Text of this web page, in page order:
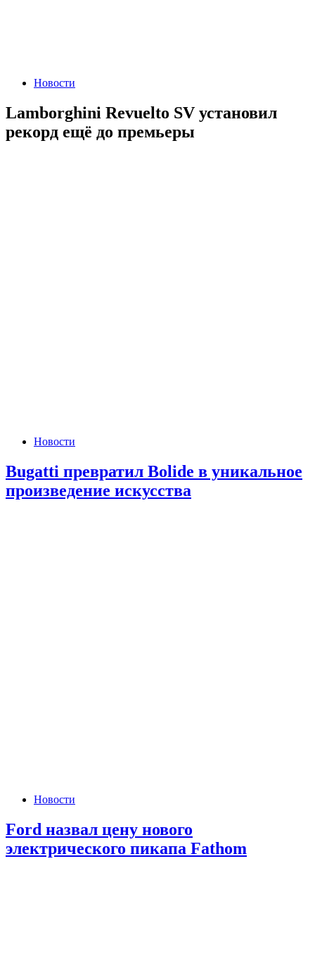
Новости
Lamborghini Revuelto SV установил
рекорд ещё до премьеры
Новости
Bugatti превратил Bolide в уникальное
произведение искусства
Новости
Ford назвал цену нового
электрического пикапа Fathom